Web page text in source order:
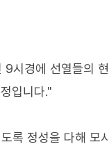
9시경에 선열들의
입니다."
록 정성을 다해 모